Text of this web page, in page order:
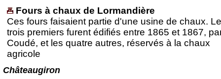
Fours à chaux de Lormandière
Ces fours faisaient partie d'une usine de chaux.
trois premiers furent édifiés entre 1865 et 1867,
Coudé, et les quatre autres, réservés à la chaux
agricole
Châteaugiron